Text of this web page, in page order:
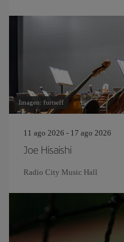
Imagen: furtseff
11 ago 2026 - 17 ago 2026
Joe Hisaishi
Radio City Music Hall